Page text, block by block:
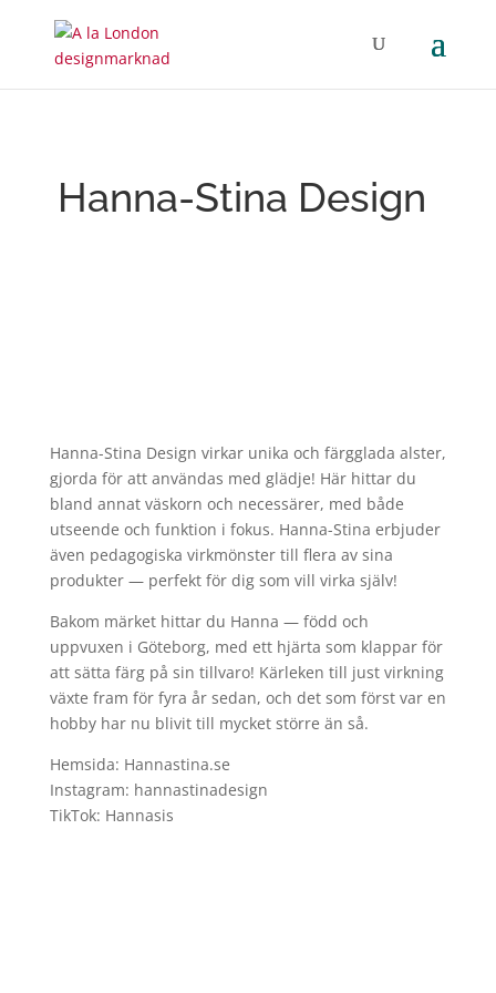
Hanna-Stina Design
Hanna-Stina Design virkar unika och färgglada alster,
gjorda för att användas med glädje! Här hittar du
bland annat väskorn och necessärer, med både
utseende och funktion i fokus. Hanna-Stina erbjuder
även pedagogiska virkmönster till flera av sina
produkter — perfekt för dig som vill virka själv!
Bakom märket hittar du Hanna — född och
uppvuxen i Göteborg, med ett hjärta som klappar för
att sätta färg på sin tillvaro! Kärleken till just virkning
växte fram för fyra år sedan, och det som först var en
hobby har nu blivit till mycket större än så.
Hemsida: Hannastina.se
Instagram: hannastinadesign
TikTok: Hannasis